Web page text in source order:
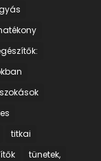
szokások
titkai
tünetek,